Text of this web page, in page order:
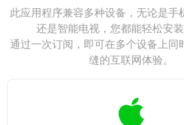
此应用程序兼容多种设备，无论是手
还是智能电视，您都能轻松安装
通过一次订阅，即可在多个设备上同
缝的互联网体验。